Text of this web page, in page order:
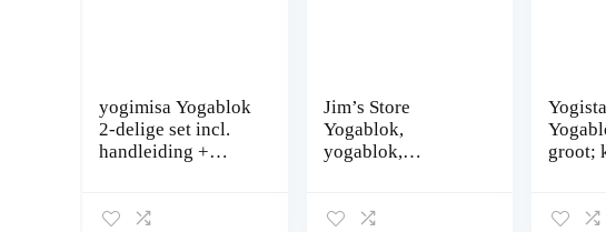
yogimisa Yogablok
2-delige set incl.
handleiding +
kurk incl.
Jim’s Store
Yogablok,
yogablok,
met 1,8 m
groot;